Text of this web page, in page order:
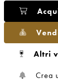
Altri
Crea